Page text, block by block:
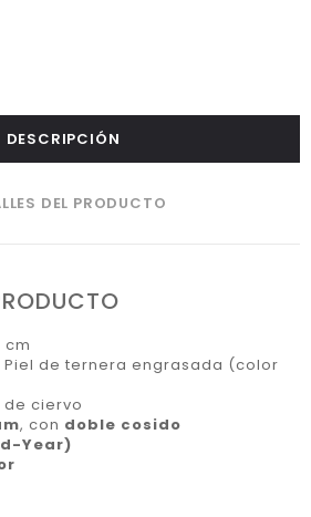
DESCRIPCIÓN
DEL PRODUCTO
cm
Piel de ternera engrasada (color
de ciervo
, con doble cosido
Year)